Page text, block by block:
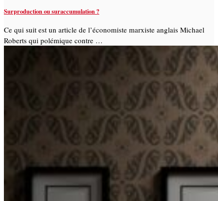
Surproduction ou suraccumulation ?
Ce qui suit est un article de l’économiste marxiste anglais Michael
Roberts qui polémique contre …